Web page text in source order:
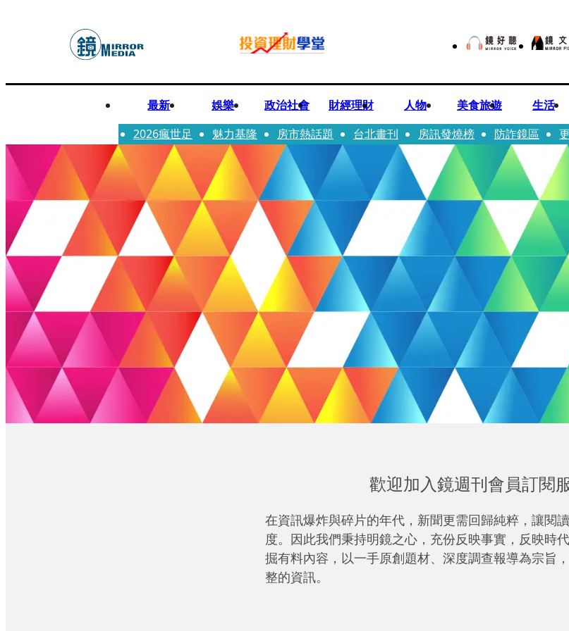
最新 娛樂 政治社會 財經理財 人物 美食旅遊 生活
2026瘋世足
魅力基隆 房市熱話題 台北畫刊 房訊發燒榜 防詐鏡區
歡迎加入鏡週刊會員訂閱
在資訊爆炸與碎片的年代，新聞更需回歸純粹，讓閱
度。因此我們秉持明鏡之心，充份反映事實，反映時
掘有料內容，以一手原創題材、深度調查報導為宗旨
整的資訊。